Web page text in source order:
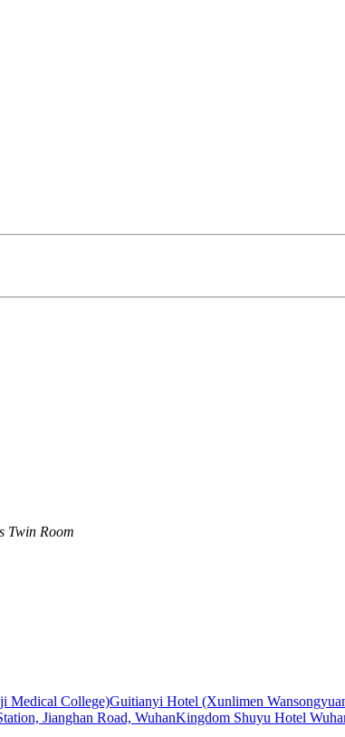
Medical College)Guitianyi Hotel (Xunlimen
Jianghan Road, WuhanKingdom Shuyu Hotel